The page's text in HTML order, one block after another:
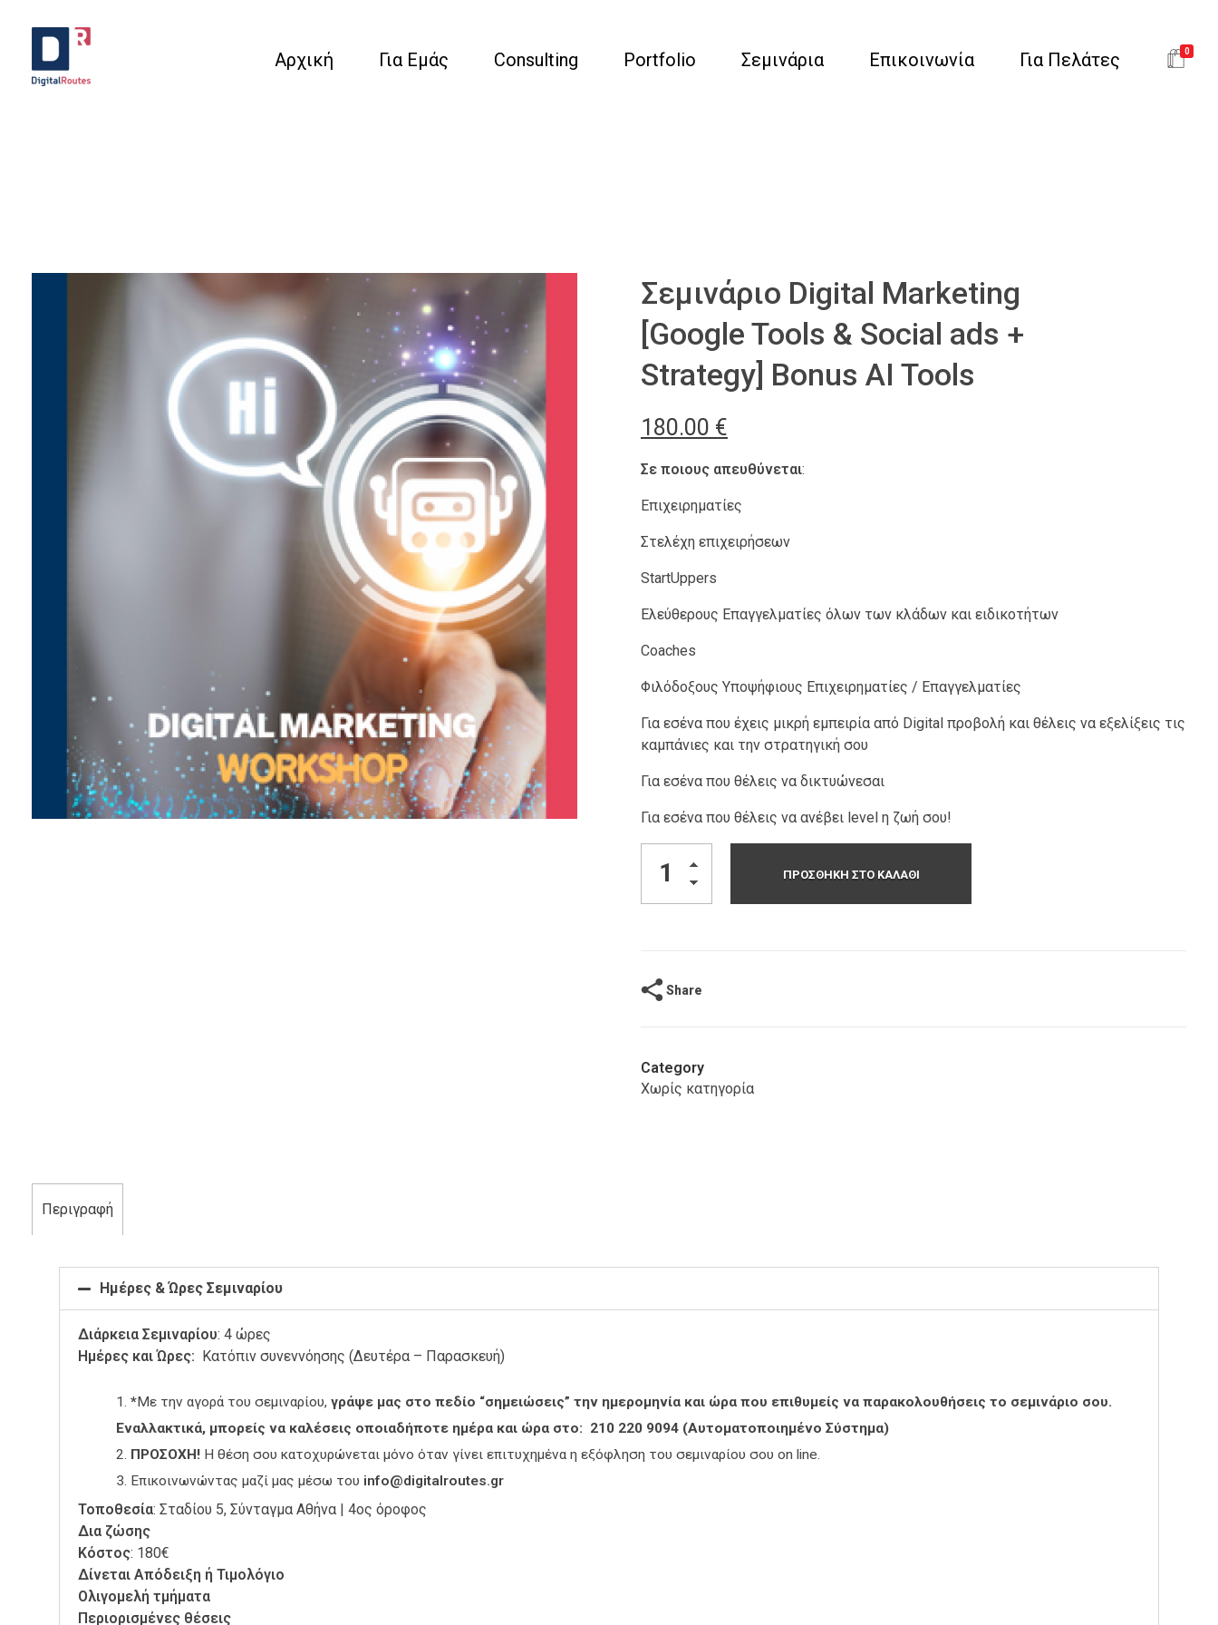
Αρχική Για Εμάς Consulting Portfolio Σεμινάρια Επικοινωνία Για Πελάτες 0
Σεμινάριο Digital Marketing
[Google Tools & Social ads +
Strategy] Bonus AI Tools
180.00 €
Σε ποιους απευθύνεται:
Επιχειρηματίες
Στελέχη επιχειρήσεων
StartUppers
Ελεύθερους Επαγγελματίες όλων των κλάδων και ειδικοτήτων
Coaches
Φιλόδοξους Υποψήφιους Επιχειρηματίες / Επαγγελματίες
Για εσένα που έχεις μικρή εμπειρία από Digital προβολή και θέλεις να εξελίξεις τις
καμπάνιες και την στρατηγική σου
Για εσένα που θέλεις να δικτυώνεσαι
Για εσένα που θέλεις να ανέβει level η ζωή σου!
ΠΡΟΣΘΉΚΗ ΣΤΟ ΚΑΛΆΘΙ
Share
Category
Χωρίς κατηγορία
Περιγραφή
Ημέρες & Ώρες Σεμιναρίου
Διάρκεια Σεμιναρίου: 4 ώρες
Ημέρες και Ώρες: Κατόπιν συνεννόησης (Δευτέρα – Παρασκευή)
*Με την αγορά του σεμιναρίου, γράψε μας στο πεδίο “σημειώσεις” την ημερομηνία και ώρα που επιθυμείς να παρακολουθήσεις το σεμινάριο σου.
Εναλλακτικά, μπορείς να καλέσεις οποιαδήποτε ημέρα και ώρα στο: 210 220 9094 (Αυτοματοποιημένο Σύστημα)
ΠΡΟΣΟΧΗ!Η θέση σου κατοχυρώνεται μόνο όταν γίνει επιτυχημένα η εξόφληση του σεμιναρίου σου on line.
Eπικοινωνώντας μαζί μας μέσω του info@digitalroutes.gr
Τοποθεσία: Σταδίου 5, Σύνταγμα Αθήνα | 4ος όροφος
Δια ζώσης
Κόστος: 180€
Δίνεται Aπόδειξη ή Τιμολόγιο
Ολιγομελή τμήματα
Περιορισμένες θέσεις